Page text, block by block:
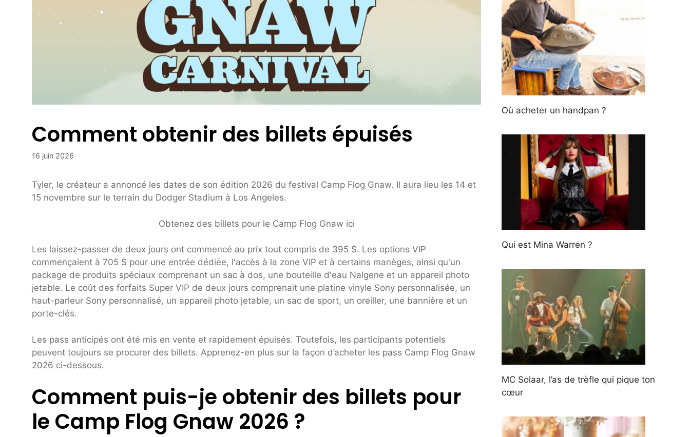
Comment obtenir des billets épuisés
16 juin 2026
Tyler, le créateur a annoncé les dates de son édition 2026 du festival Camp Flog Gnaw. Il aura lieu les 14 et
15 novembre sur le terrain du Dodger Stadium à Los Angeles.
Obtenez des billets pour le Camp Flog Gnaw ici
Les laissez-passer de deux jours ont commencé au prix tout compris de 395 $. Les options VIP
commençaient à 705 $ pour une entrée dédiée, l'accès à la zone VIP et à certains manèges, ainsi qu'un
package de produits spéciaux comprenant un sac à dos, une bouteille d'eau Nalgene et un appareil photo
jetable. Le coût des forfaits Super VIP de deux jours comprenait une platine vinyle Sony personnalisée, un
haut-parleur Sony personnalisé, un appareil photo jetable, un sac de sport, un oreiller, une bannière et un
porte-clés.
Les pass anticipés ont été mis en vente et rapidement épuisés. Toutefois, les participants potentiels
peuvent toujours se procurer des billets. Apprenez-en plus sur la façon d’acheter les pass Camp Flog Gnaw
2026 ci-dessous.
Comment puis-je obtenir des billets pour
le Camp Flog Gnaw 2026 ?
Où acheter un handpan ?
Qui est Mina Warren ?
MC Solaar, l’as de trèfle qui pique ton
cœur